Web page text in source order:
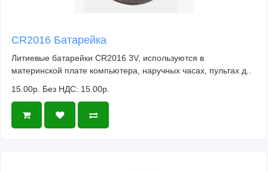
CR2016 Батарейка
Литиевые батарейки CR2016 3V, используются в
материнской плате компьютера, наручных часах, пультах д..
15.00р. Без НДС: 15.00р.